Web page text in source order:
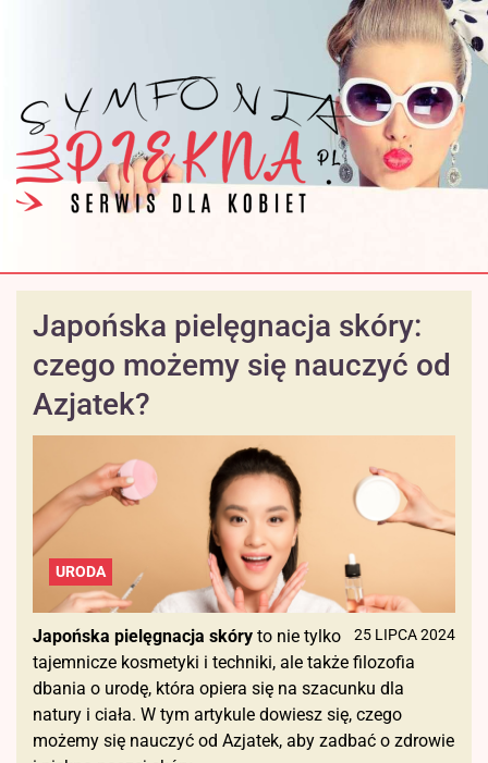
Japońska pielęgnacja skóry:
czego możemy się nauczyć od
Azjatek?
URODA
25 LIPCA 2024
Japońska pielęgnacja skóry to nie tylko
tajemnicze kosmetyki i techniki, ale także filozofia
dbania o urodę, która opiera się na szacunku dla
natury i ciała. W tym artykule dowiesz się, czego
możemy się nauczyć od Azjatek, aby zadbać o zdrowie